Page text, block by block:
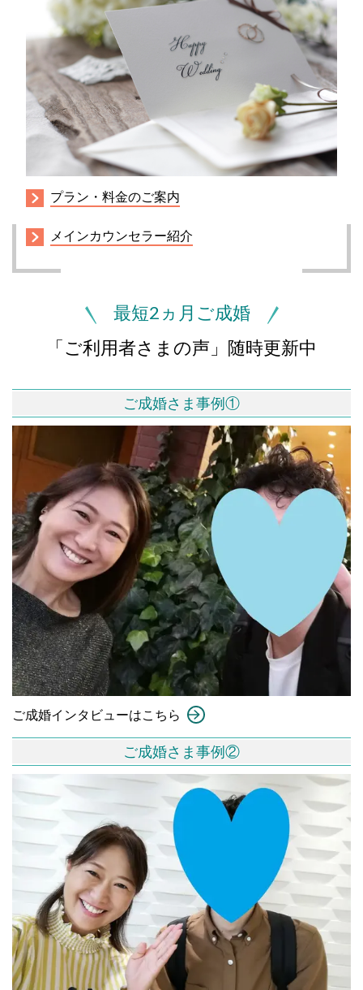
プラン・料金のご案内
メインカウンセラー紹介
最短2ヵ月ご成婚
「ご利用者さまの声」随時更新中
ご成婚さま事例①
ご成婚インタビューはこちら
ご成婚さま事例②